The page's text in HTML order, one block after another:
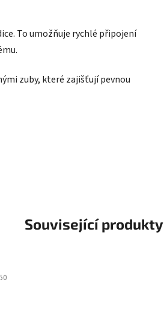
To umožňuje rychlé připojení
zuby, které zajišťují pevnou
Související produkty